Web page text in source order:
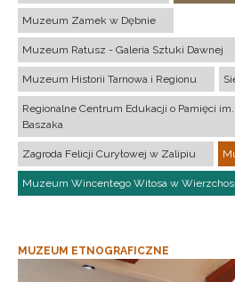
Muzeum Zamek w Dębnie
Muzeum Ratusz - Galeria Sztuki Dawnej
Muzeum Historii Tarnowa i Regionu
Regionalne Centrum Edukacji o Pamięci
Baszaka
Zagroda Felicji Curyłowej w Zalipiu
Muzeum Wincentego Witosa w
MUZEUM ETNOGRAFICZNE